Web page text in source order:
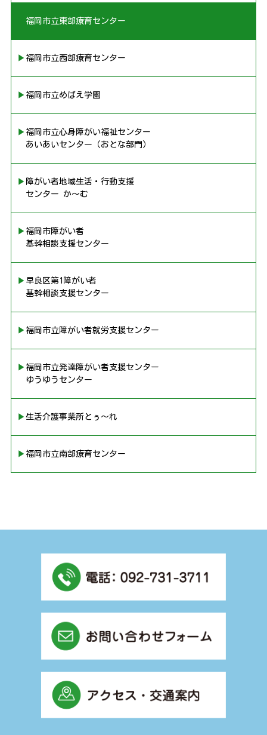
▶︎福岡市立東部療育センター
▶︎福岡市立西部療育センター
▶︎福岡市立めばえ学園
▶︎福岡市立心身障がい福祉センター
あいあいセンター（おとな部門）
▶︎障がい者地域生活・行動支援
センター か〜む
▶︎福岡市障がい者
基幹相談支援センター
▶︎早良区第1障がい者
基幹相談支援センター
▶︎福岡市立障がい者就労支援センター
▶︎福岡市立発達障がい者支援センター
ゆうゆうセンター
▶︎生活介護事業所とぅ〜れ
▶︎福岡市立南部療育センター